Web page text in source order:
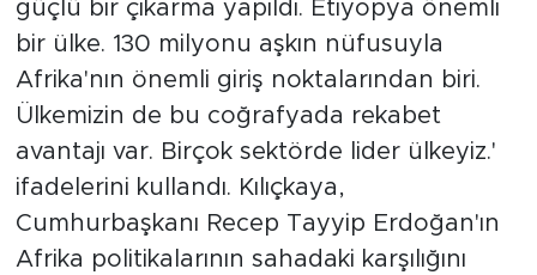
güçlü bir çıkarma yapıldı. Etiyopya önemli
bir ülke. 130 milyonu aşkın nüfusuyla
Afrika'nın önemli giriş noktalarından biri.
Ülkemizin de bu coğrafyada rekabet
avantajı var. Birçok sektörde lider ülkeyiz.'
ifadelerini kullandı. Kılıçkaya,
Cumhurbaşkanı Recep Tayyip Erdoğan'ın
Afrika politikalarının sahadaki karşılığını